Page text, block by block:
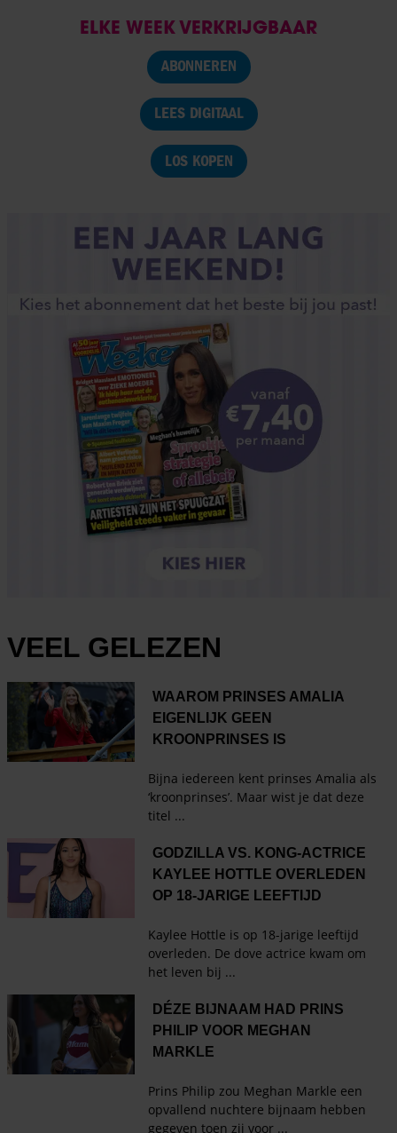
ELKE WEEK VERKRIJGBAAR
ABONNEREN
LEES DIGITAAL
LOS KOPEN